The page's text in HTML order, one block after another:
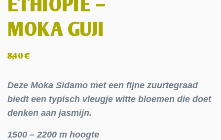
MOKA GUJI
8,40€
Deze Moka Sidamo met een fijne zuurtegraad
biedt een typisch vleugje witte bloemen die doet
denken aan jasmijn.
1500 – 2200 m hoogte